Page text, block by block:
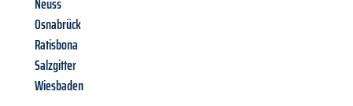
Osnabrück
Ratisbona
Salzgitter
Wiesbaden